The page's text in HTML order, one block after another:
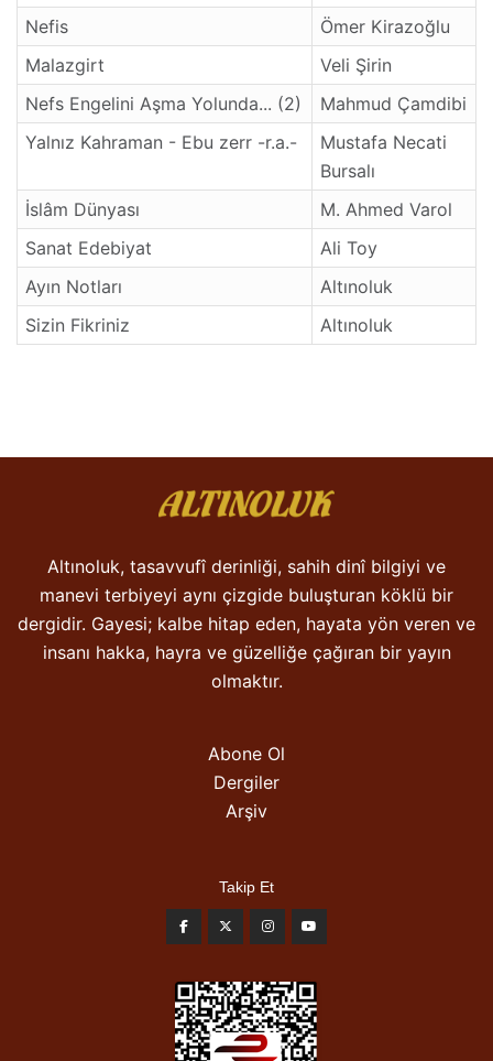
Nefis
Ömer Kirazoğlu
Malazgirt
Veli Şirin
Nefs Engelini Aşma Yolunda... (2)
Mahmud Çamdibi
Yalnız Kahraman - Ebu zerr -r.a.-
Mustafa Necati
Bursalı
İslâm Dünyası
M. Ahmed Varol
Sanat Edebiyat
Ali Toy
Ayın Notları
Altınoluk
Sizin Fikriniz
Altınoluk
Altınoluk, tasavvufî derinliği, sahih dinî bilgiyi ve
manevi terbiyeyi aynı çizgide buluşturan köklü bir
dergidir. Gayesi; kalbe hitap eden, hayata yön veren ve
insanı hakka, hayra ve güzelliğe çağıran bir yayın
olmaktır.
Abone Ol
Dergiler
Arşiv
Takip Et